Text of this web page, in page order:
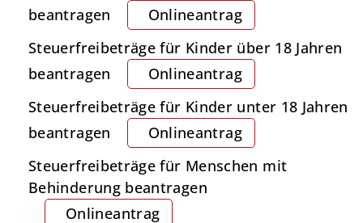
beantragen
Onlineantrag
Steuerfreibeträge für Kinder über 18 Jahren
beantragen
Onlineantrag
Steuerfreibeträge für Kinder unter 18 Jahren
beantragen
Onlineantrag
Steuerfreibeträge für Menschen mit
Behinderung beantragen
Onlineantrag